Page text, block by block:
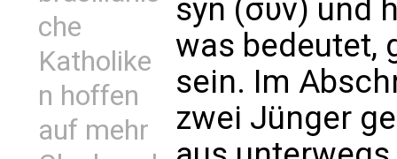
che
Katholike
n hoffen
auf mehr
syn (σύν) und
was bedeutet,
sein. Im
zwei Jünger